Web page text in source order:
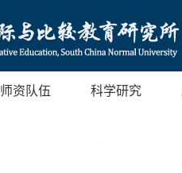
师资队伍 科学研究